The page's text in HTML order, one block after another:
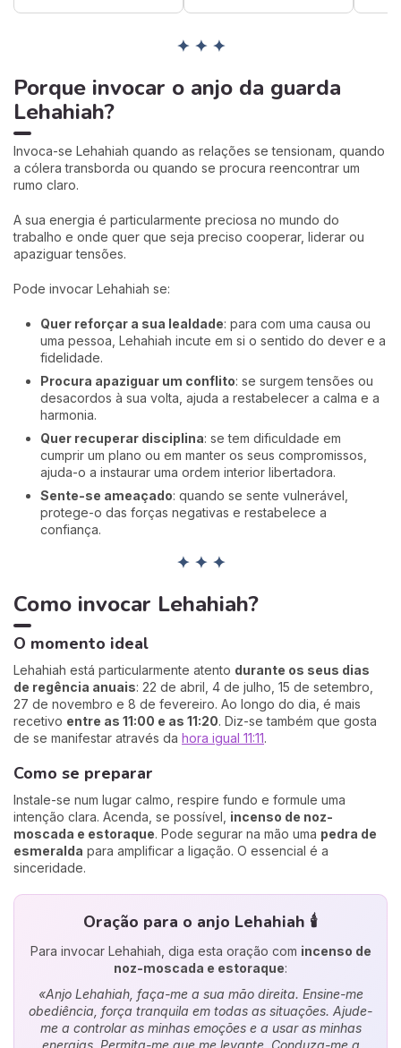
✦ ✦ ✦
Porque invocar o anjo da guarda
Lehahiah?
Invoca-se Lehahiah quando as relações se tensionam, quando
a cólera transborda ou quando se procura reencontrar um
rumo claro.
A sua energia é particularmente preciosa no mundo do
trabalho e onde quer que seja preciso cooperar, liderar ou
apaziguar tensões.
Pode invocar Lehahiah se:
Quer reforçar a sua lealdade: para com uma causa ou
uma pessoa, Lehahiah incute em si o sentido do dever e a
fidelidade.
Procura apaziguar um conflito: se surgem tensões ou
desacordos à sua volta, ajuda a restabelecer a calma e a
harmonia.
Quer recuperar disciplina: se tem dificuldade em
cumprir um plano ou em manter os seus compromissos,
ajuda-o a instaurar uma ordem interior libertadora.
Sente-se ameaçado: quando se sente vulnerável,
protege-o das forças negativas e restabelece a
confiança.
✦ ✦ ✦
Como invocar Lehahiah?
O momento ideal
Lehahiah está particularmente atento durante os seus dias
de regência anuais: 22 de abril, 4 de julho, 15 de setembro,
27 de novembro e 8 de fevereiro. Ao longo do dia, é mais
recetivo entre as 11:00 e as 11:20. Diz-se também que gosta
de se manifestar através da hora igual 11:11.
Como se preparar
Instale-se num lugar calmo, respire fundo e formule uma
intenção clara. Acenda, se possível, incenso de noz-
moscada e estoraque. Pode segurar na mão uma pedra de
esmeralda para amplificar a ligação. O essencial é a
sinceridade.
Oração para o anjo Lehahiah 🕯️
Para invocar Lehahiah, diga esta oração com incenso de
noz-moscada e estoraque:
«Anjo Lehahiah, faça-me a sua mão direita. Ensine-me
obediência, força tranquila em todas as situações. Ajude-
me a controlar as minhas emoções e a usar as minhas